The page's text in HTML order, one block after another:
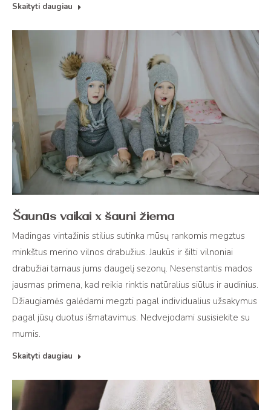
Skaityti daugiau
Šaunūs vaikai x šauni žiema
Madingas vintažinis stilius sutinka mūsų rankomis megztus
minkštus merino vilnos drabužius. Jaukūs ir šilti vilnoniai
drabužiai tarnaus jums daugelį sezonų. Nesenstantis mados
jausmas primena, kad reikia rinktis natūralius siūlus ir audinius.
Džiaugiamės galėdami megzti pagal individualius užsakymus
pagal jūsų duotus išmatavimus. Nedvejodami susisiekite su
mumis.
Skaityti daugiau